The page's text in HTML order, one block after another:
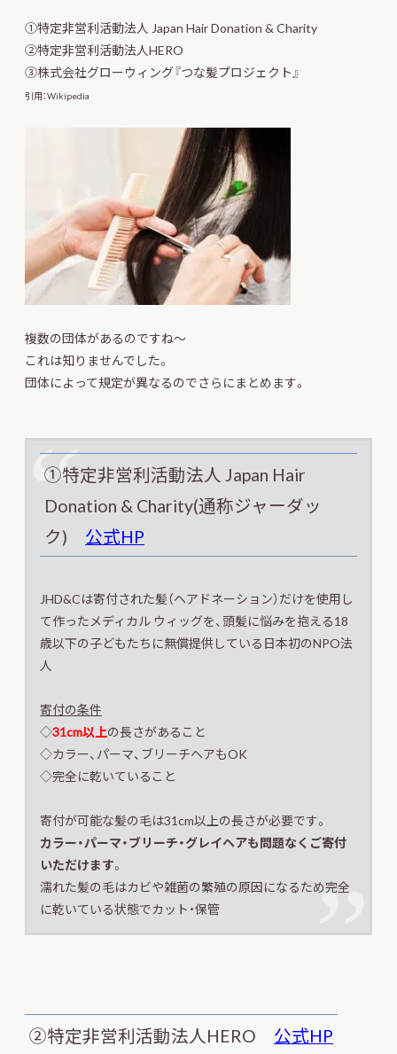
①特定非営利活動法人 Japan Hair Donation & Charity
②特定非営利活動法人HERO
③株式会社グローウィング『つな髪プロジェクト』
引用：Wikipedia
複数の団体があるのですね～
これは知りませんでした。
団体によって規定が異なるのでさらにまとめます。
①特定非営利活動法人 Japan Hair
Donation & Charity(通称ジャーダッ
ク) 公式HP
JHD&Cは寄付された髪（ヘアドネーション）だけを使用し
て作ったメディカル ウィッグを、頭髪に悩みを抱える18
歳以下の子どもたちに無償提供している日本初のNPO法
人
寄付の条件
◇31cm以上の長さがあること
◇カラー、パーマ、ブリーチヘアもOK
◇完全に乾いていること
寄付が可能な髪の毛は31cm以上の長さが必要です。
カラー・パーマ・ブリーチ・グレイヘアも問題なくご寄付
いただけます。
濡れた髪の毛はカビや雑菌の繁殖の原因になるため完全
に乾いている状態でカット・保管
②特定非営利活動法人HERO 公式HP